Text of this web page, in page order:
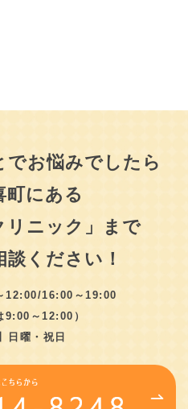
でお悩みでしたら
町にある
リニック」まで
ください！
12:00/16:00～19:00
9:00～12:00）
日曜・祝日